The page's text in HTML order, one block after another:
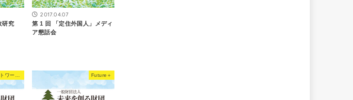
研究
2017.04.07
第 1 回 「定住外国人」メディ
ア懇話会
Future＋